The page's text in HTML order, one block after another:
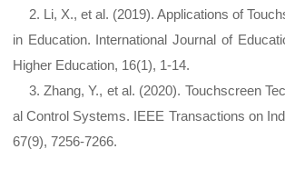
2. Li, X., et al. (2019). Applications of
in Education. International Journal of
Higher Education, 16(1), 1-14.
3. Zhang, Y., et al. (2020). Touchscreen
al Control Systems. IEEE Transactions on
67(9), 7256-7266.